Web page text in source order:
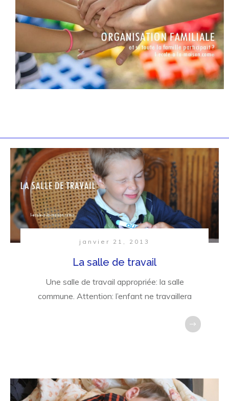
janvier 21, 2013
La salle de travail
Une salle de travail appropriée: la salle
commune. Attention: l’enfant ne travaillera